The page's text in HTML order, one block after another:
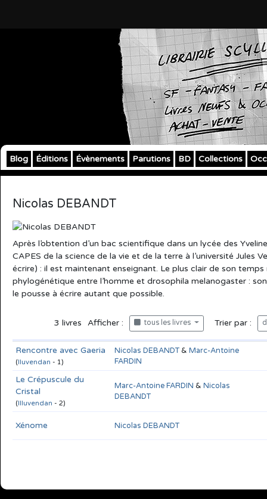
Blog Éditions Évènements Parutions BD Collections
Nicolas DEBANDT
Après l’obtention d’un bac scientifique dans un lycée des
CAPES de la science de la vie et de la terre à l’université Jules
écrire) : il est maintenant enseignant. Le plus clair de son
phylogénétique entre l’homme et drosophila melanogaster :
le pousse à écrire autant que possible.
3 livres Afficher : tous les livres Trier par :
Rencontre avec Gaeria
(Iluvendan - 1)
Nicolas DEBANDT& Marc-Antoine
FARDIN
Le Crépuscule du
Cristal
(Illuvendan - 2)
Marc-Antoine FARDIN & Nicolas
DEBANDT
Xénome Nicolas DEBANDT